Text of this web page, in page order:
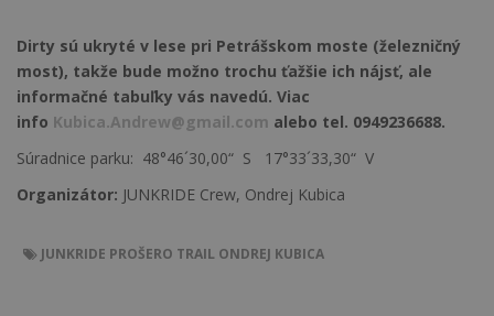
Dirty sú ukryté v lese pri Petrášskom moste (železničný
most), takže bude možno trochu ťažšie ich nájsť, ale
informačné tabuľky vás navedú. Viac
info Kubica.Andrew@gmail.com alebo tel. 0949236688.
Súradnice parku: 48°46´30,00“ S 17°33´33,30“ V
Organizátor: JUNKRIDE Crew, Ondrej Kubica
JUNKRIDE PROŠERO TRAIL ONDREJ KUBICA